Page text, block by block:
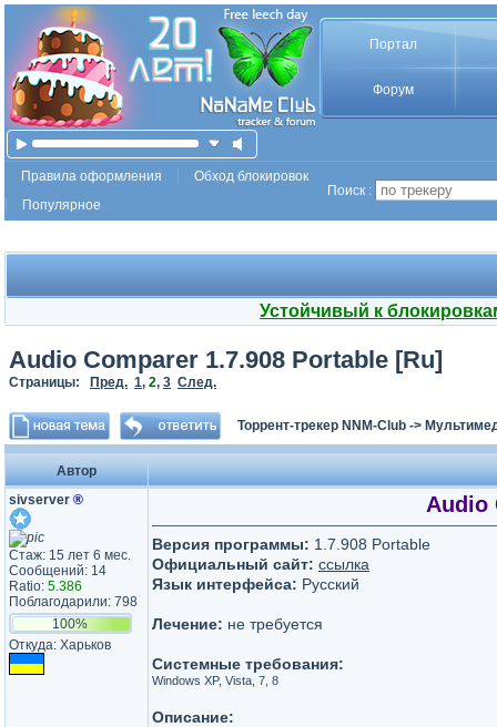
Портал
Форум
Правила оформления
Обход блокировок
Популярное
Поиск :
Устойчивый к
Audio Comparer 1.7.908 Portable [Ru]
Страницы: Пред. 1, 2, 3 След.
Торрент-трекер NNM-Club ->
Автор
sivserver ®
Стаж: 15 лет 6 мес.
Сообщений: 14
Ratio: 5.386
Поблагодарили: 798
100%
Откуда: Харьков
Audio
Версия программы: 1.7.908 Portable
Официальный сайт: ссылка
Язык интерфейса: Русский
Лечение: не требуется
Системные требования:
Windows XP, Vista, 7, 8
Описание: